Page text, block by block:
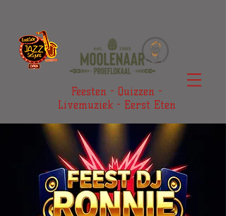
Feesten - Quizzen -
Livemuziek - Eerst Eten